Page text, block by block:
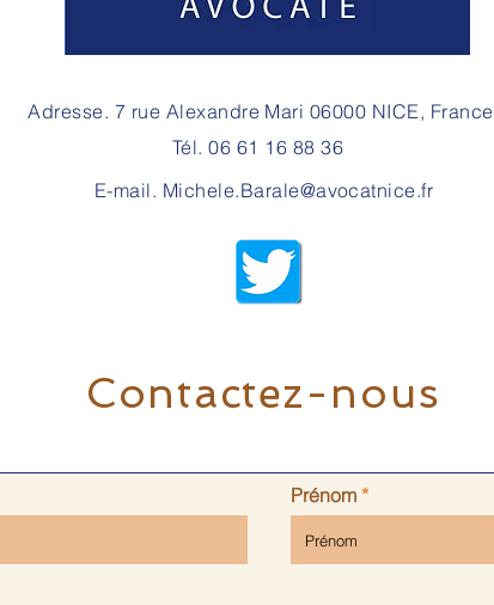
Adresse. 7 rue Alexandre Mari 06000 NICE, France
Tél. 06 61 16 88 36
E-mail. Michele.Barale@avocatnice.fr
Contactez-nous
Prénom